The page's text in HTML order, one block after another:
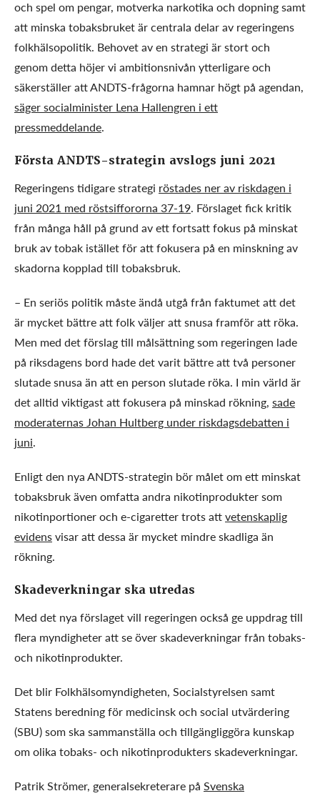
och spel om pengar, motverka narkotika och dopning samt
att minska tobaksbruket är centrala delar av regeringens
folkhälsopolitik. Behovet av en strategi är stort och
genom detta höjer vi ambitionsnivån ytterligare och
säkerställer att ANDTS-frågorna hamnar högt på agendan,
säger socialminister Lena Hallengren i ett
pressmeddelande.
Första ANDTS-strategin avslogs juni 2021
Regeringens tidigare strategi röstades ner av riskdagen i
juni 2021 med röstsiffororna 37-19. Förslaget fick kritik
från många håll på grund av ett fortsatt fokus på minskat
bruk av tobak istället för att fokusera på en minskning av
skadorna kopplad till tobaksbruk.
– En seriös politik måste ändå utgå från faktumet att det
är mycket bättre att folk väljer att snusa framför att röka.
Men med det förslag till målsättning som regeringen lade
på riksdagens bord hade det varit bättre att två personer
slutade snusa än att en person slutade röka. I min värld är
det alltid viktigast att fokusera på minskad rökning, sade
moderaternas Johan Hultberg under riskdagsdebatten i
juni.
Enligt den nya ANDTS-strategin bör målet om ett minskat
tobaksbruk även omfatta andra nikotinprodukter som
nikotinportioner och e-cigaretter trots attvetenskaplig
evidensvisar att dessa är mycket mindre skadliga än
rökning.
Skadeverkningar ska utredas
Med det nya förslaget vill regeringen också ge uppdrag till
flera myndigheter att se över skadeverkningar från tobaks-
och nikotinprodukter.
Det blir Folkhälsomyndigheten, Socialstyrelsen samt
Statens beredning för medicinsk och social utvärdering
(SBU) som ska sammanställa och tillgängliggöra kunskap
om olika tobaks- och nikotinprodukters skadeverkningar.
Patrik Strömer, generalsekreterare på Svenska